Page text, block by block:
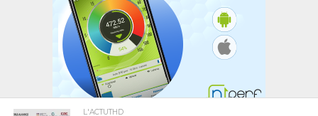
L'ACTUTHD